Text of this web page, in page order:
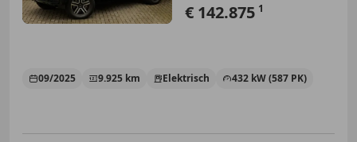
€ 142.875 1
09/2025 9.925 km Elektrisch 432 kW (587 PK)